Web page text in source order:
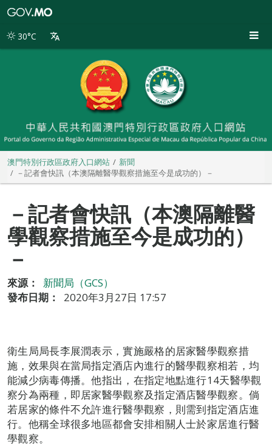
別
30°C
澳門特別行政區政府入口網站
新聞
－記者會快訊（本澳隔離醫學觀察措施至今是成功的）－
－記者會快訊（本澳隔離醫
學觀察措施至今是成功的）
－
來源：
新聞局（GCS）
發布日期：
2020年3月27日 17:57
衛生局局長李展潤表示，實施嚴格的居家醫學觀察措
施，效果與在當局指定酒店內進行的醫學觀察相若，均
能減少病毒傳播。他指出，在指定地點進行14天醫學觀
察分為兩種，即居家醫學觀察及指定酒店醫學觀察。倘
若居家的條件不允許進行醫學觀察，則需到指定酒店進
行。他稱全球很多地區都會安排相關人士於家居進行醫
學觀察。